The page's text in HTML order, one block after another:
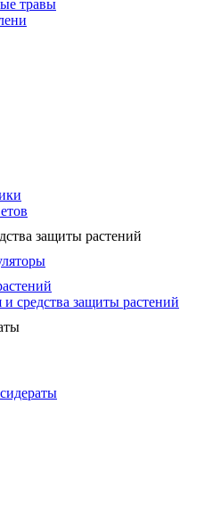
травы
защиты растений
средства защиты растений